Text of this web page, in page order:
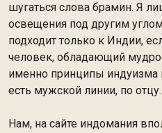
шугаться слова брамин. Я
освещения под другим
подходит только к Индии,
человек, обладающий
именно принципы индуизма
есть мужской линии, по отцу.
Нам, на сайте индомания